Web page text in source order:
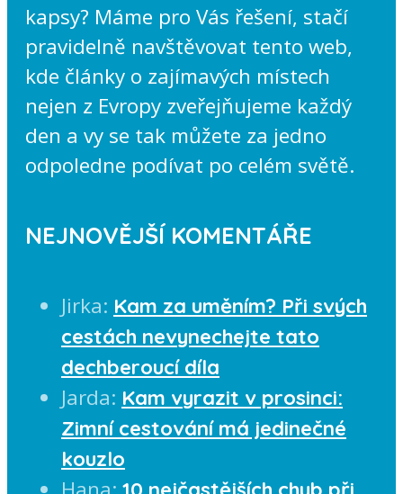
kapsy? Máme pro Vás řešení, stačí
pravidelně navštěvovat tento web,
kde články o zajímavých místech
nejen z Evropy zveřejňujeme každý
den a vy se tak můžete za jedno
odpoledne podívat po celém světě.
NEJNOVĚJŠÍ KOMENTÁŘE
Jirka: Kam za uměním? Při svých
cestách nevynechejte tato
dechberoucí díla
Jarda: Kam vyrazit v prosinci:
Zimní cestování má jedinečné
kouzlo